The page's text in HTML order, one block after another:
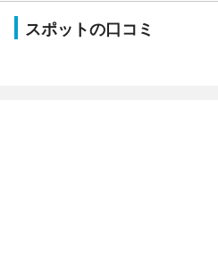
スポットの口コミ